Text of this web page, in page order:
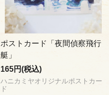
ポストカード「夜間偵察飛行
艇」
165円(税込)
ハニカミヤオリジナルポストカー
ド